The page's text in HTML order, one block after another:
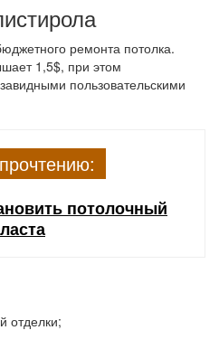
ремонта потолка.
1,5$, при этом
пользовательскими
потолочный
отделки;